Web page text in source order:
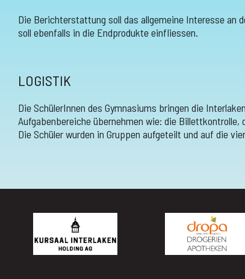
Die Berichterstattung soll das allgemeine Interesse an
soll ebenfalls in die Endprodukte einfliessen.
LOGISTIK
Die SchülerInnen des Gymnasiums bringen die
Aufgabenbereiche übernehmen wie: die
Die Schüler wurden in Gruppen aufgeteilt und auf die